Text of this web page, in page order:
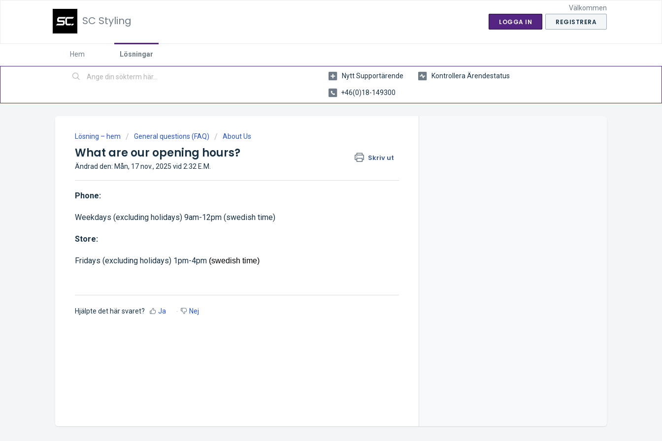
SC Styling
Välkommen
LOGGA IN REGISTRERA
Hem Lösningar
Nytt Supportärende Kontrollera Ärendestatus
+46(0)18-149300
Lösning – hem General questions (FAQ) About Us
What are our opening hours? Skriv ut
Ändrad den: Mån, 17 nov., 2025 vid 2:32 E.M.
Phone:
Weekdays (excluding holidays) 9am-12pm (swedish time)
Store:
Fridays (excluding holidays) 1pm-4pm (swedish time)
Hjälpte det här svaret? Ja Nej